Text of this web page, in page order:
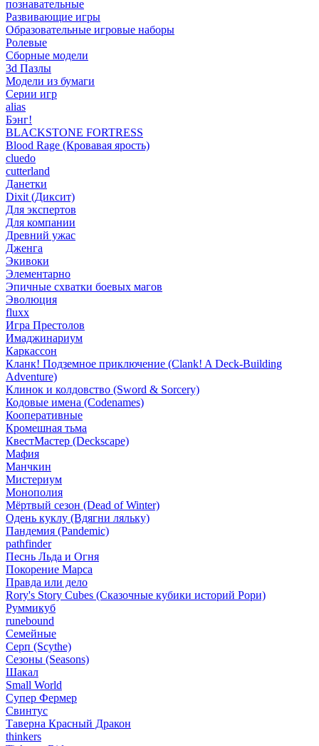
познавательные
Развивающие игры
Образовательные игровые наборы
Ролевые
Сборные модели
3d Пазлы
Модели из бумаги
Серии игр
alias
Бэнг!
BLACKSTONE FORTRESS
Blood Rage (Кровавая ярость)
cluedo
cutterland
Данетки
Dixit (Диксит)
Для экспертов
Для компании
Древний ужас
Дженга
Экивоки
Элементарно
Эпичные схватки боевых магов
Эволюция
fluxx
Игра Престолов
Имаджинариум
Каркассон
Кланк! Подземное приключение (Clank! A Deck-Building
Adventure)
Клинок и колдовство (Sword & Sorcery)
Кодовые имена (Codenames)
Кооперативные
Кромешная тьма
КвестМастер (Deckscape)
Мафия
Манчкин
Мистериум
Монополия
Мёртвый сезон (Dead of Winter)
Одень куклу (Вдягни ляльку)
Пандемия (Pandemic)
pathfinder
Песнь Льда и Огня
Покорение Марса
Правда или дело
Rory's Story Cubes (Сказочные кубики историй Рори)
Руммикуб
runebound
Семейные
Серп (Scythe)
Сезоны (Seasons)
Шакал
Small World
Супер Фермер
Свинтус
Таверна Красный Дракон
thinkers